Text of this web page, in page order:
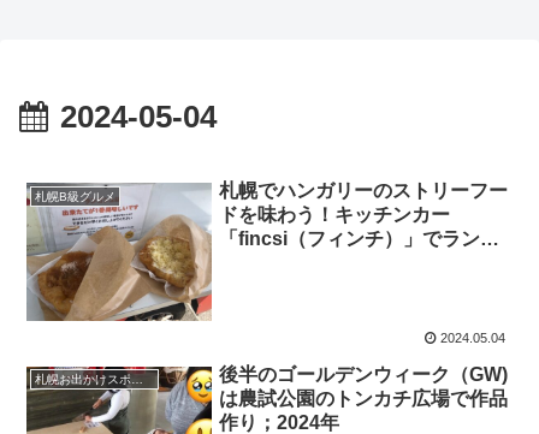
2024-05-04
札幌B級グルメ
札幌でハンガリーのストリーフー
ドを味わう！キッチンカー
「fincsi（フィンチ）」でランゴ
2024.05.04
後半のゴールデンウィーク（GW)
は農試公園のトンカチ広場で作品
作り；2024年